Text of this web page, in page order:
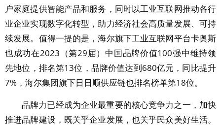
户家庭提供智能产品和服务，同时以工业互联网推动各行
业企业实现数字化转型，助力经济社会高质量发展、可持
续发展。值得一提的是，海尔旗下工业互联网平台卡奥斯
也成功在2023（第29届）中国品牌价值100强中维持领
先地位，排名第13位，品牌价值达到680亿元，同比提升
7%，海尔集团旗下日日顺供应链也排名榜单第18位。
品牌力已经成为企业最重要的核心竞争力之一，加快
推进品牌建设，既关乎企业发展，也关乎民众美好生活。